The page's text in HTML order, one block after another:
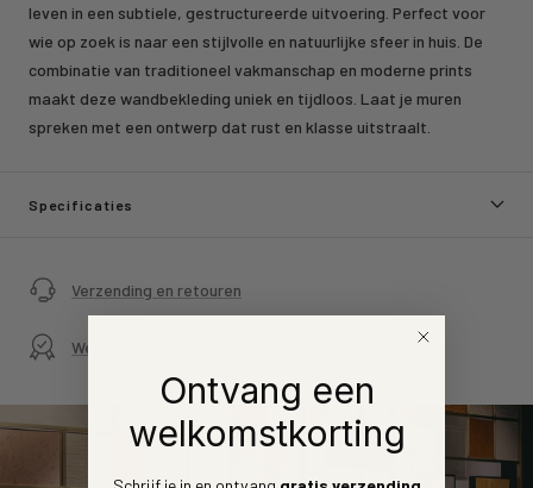
leven in een subtiele, gestructureerde uitvoering. Perfect voor
wie op zoek is naar een stijlvolle en natuurlijke sfeer in huis. De
combinatie van traditioneel vakmanschap en moderne prints
maakt deze wandbekleding uniek en tijdloos. Laat je muren
spreken met een ontwerp dat rust en klasse uitstraalt.
Specificaties
Verzending en retouren
Webwinkelkeur
Ontvang een
welkomstkorting